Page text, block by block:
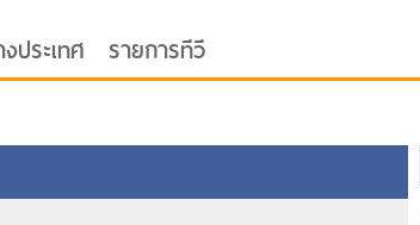
ประเทศ รายการทีวี